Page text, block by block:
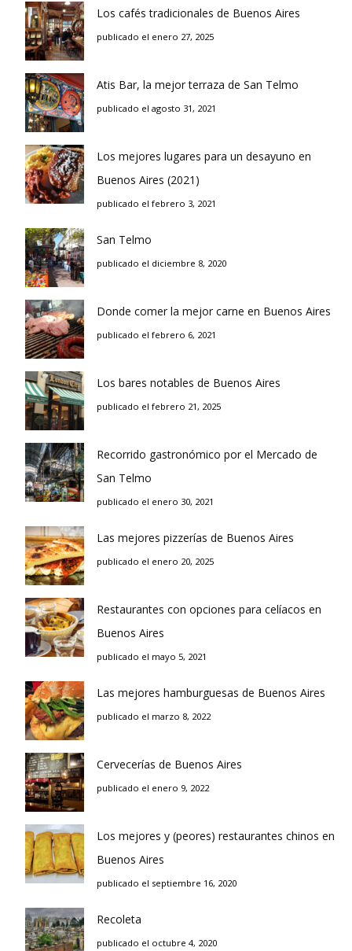
Los cafés tradicionales de Buenos Aires
publicado el enero 27, 2025
Atis Bar, la mejor terraza de San Telmo
publicado el agosto 31, 2021
Los mejores lugares para un desayuno en
Buenos Aires (2021)
publicado el febrero 3, 2021
San Telmo
publicado el diciembre 8, 2020
Donde comer la mejor carne en Buenos Aires
publicado el febrero 6, 2021
Los bares notables de Buenos Aires
publicado el febrero 21, 2025
Recorrido gastronómico por el Mercado de
San Telmo
publicado el enero 30, 2021
Las mejores pizzerías de Buenos Aires
publicado el enero 20, 2025
Restaurantes con opciones para celíacos en
Buenos Aires
publicado el mayo 5, 2021
Las mejores hamburguesas de Buenos Aires
publicado el marzo 8, 2022
Cervecerías de Buenos Aires
publicado el enero 9, 2022
Los mejores y (peores) restaurantes chinos en
Buenos Aires
publicado el septiembre 16, 2020
Recoleta
publicado el octubre 4, 2020